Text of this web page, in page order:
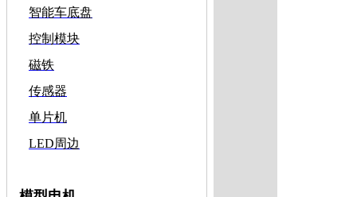
智能车底盘
控制模块
磁铁
传感器
单片机
LED周边